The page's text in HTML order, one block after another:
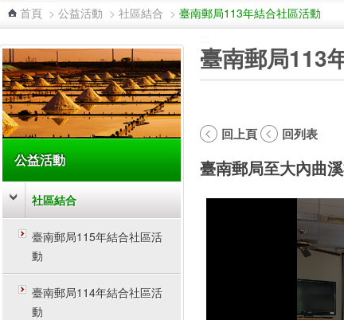
首頁 > 公益活動 > 社區結合 > 臺南郵局113年結合社區活動
公益活動
社區結合
臺南郵局115年結合社區活
動
臺南郵局114年結合社區活
動
臺南郵局113
回上頁 回列表
臺南郵局至大內曲